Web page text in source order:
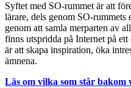
Syftet med SO-rummet är att
lärare, dels genom SO-
genom att samla merparten av
finns utspridda på Internet på
är att skapa inspiration, öka
ämnena.
Läs om vilka som står bakom